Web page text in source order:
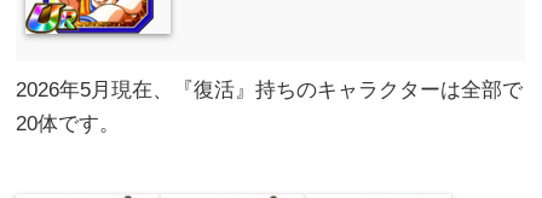
2026年5月現在、『復活』持ちのキャラクターは全部で
20体です。